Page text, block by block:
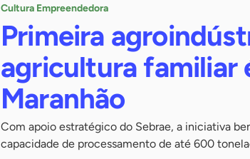
Cultura Empreendedora
Primeira
agricultura familiar
Maranhão
Com apoio estratégico do Sebrae, a iniciativa
capacidade de processamento de até 600